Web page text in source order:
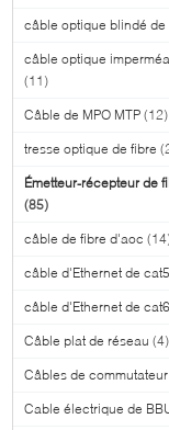
câble optique blindé de
câble optique
(11)
Câble de MPO MTP (12)
tresse optique de fibre
Émetteur-récepteur de
(85)
câble de fibre d'aoc
câble d'Ethernet de
câble d'Ethernet de
Câble plat de réseau (4)
Câbles de
Cable électrique de